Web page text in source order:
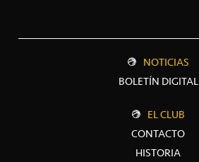
NOTICIAS
BOLETÍN DIGITAL
EL CLUB
CONTACTO
HISTORIA